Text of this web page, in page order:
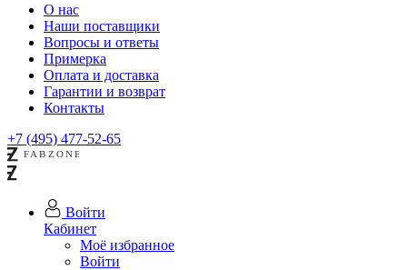
О нас
Наши поставщики
Вопросы и ответы
Примерка
Оплата и доставка
Гарантии и возврат
Контакты
+7 (495) 477-52-65
Войти
Кабинет
Моё избранное
Войти